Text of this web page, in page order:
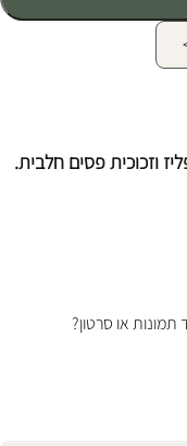
וזכוכית פסים חלבית.
תמונות או סרטון?